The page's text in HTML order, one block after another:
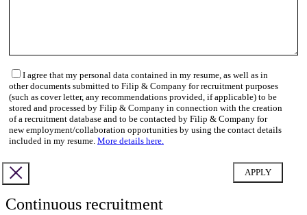
I agree that my personal data contained in my resume, as well as in
other documents submitted to Filip & Company for recruitment purposes
(such as cover letter, any recommendations provided, if applicable) to be
stored and processed by Filip & Company in connection with the creation
of a recruitment database and to be contacted by Filip & Company for
new employment/collaboration opportunities by using the contact details
included in my resume. More details here.
Continuous recruitment